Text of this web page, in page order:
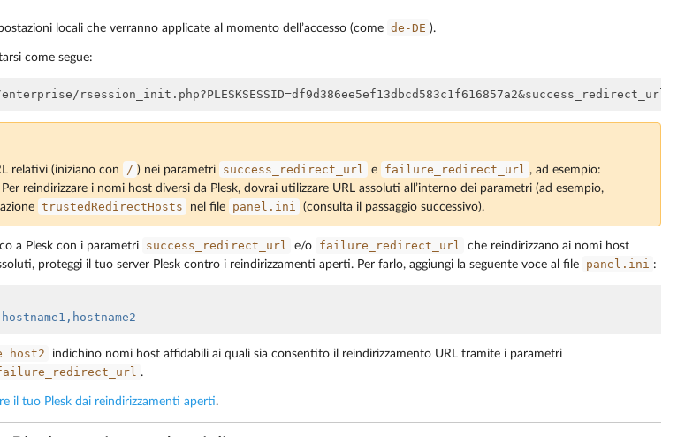
locali che verranno applicate al momento dell’accesso (come de-DE ).
come segue:
relativi (iniziano con / ) nei parametri success_redirect_url e failure_redirect_url , ad esempio:
Per reindirizzare i nomi host diversi da Plesk, dovrai utilizzare URL assoluti all’interno dei parametri (ad esempio,
trustedRedirectHosts nel file panel.ini (consulta il passaggio successivo).
a Plesk con i parametri success_redirect_url e/o failure_redirect_url
che reindirizzano ai nomi host
proteggi il tuo server Plesk contro i reindirizzamenti aperti. Per farlo, aggiungi la seguente voce al file
panel.ini :
hostname1,hostname2
host2 indichino nomi host affidabili ai quali sia consentito il reindirizzamento URL tramite i parametri
.
il tuo Plesk dai reindirizzamenti aperti.